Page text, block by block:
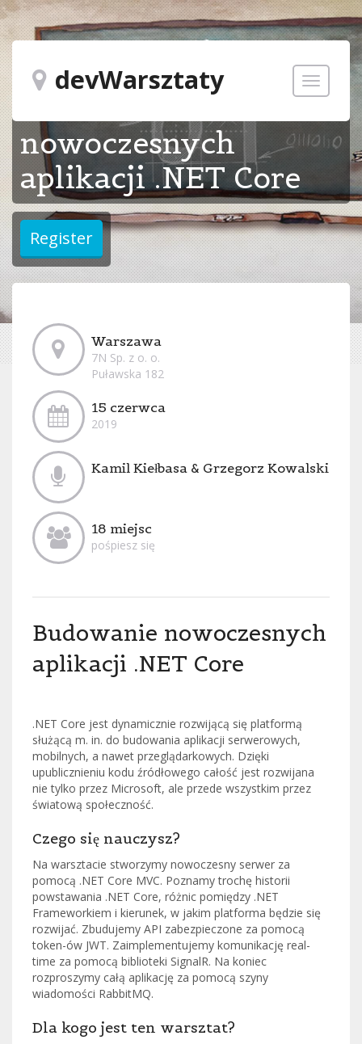
Toggle
devWarsztaty
nowoczesnych
aplikacji .NET Core
Warszawa
7N Sp. z o. o.
Puławska 182
15 czerwca
2019
Kamil Kiełbasa & Grzegorz Kowalski
18 miejsc
pośpiesz się
Budowanie nowoczesnych
aplikacji .NET Core
.NET Core jest dynamicznie rozwijącą się platformą
służącą m. in. do budowania aplikacji serwerowych,
mobilnych, a nawet przeglądarkowych. Dzięki
upublicznieniu kodu źródłowego całość jest rozwijana
nie tylko przez Microsoft, ale przede wszystkim przez
światową społeczność.
Czego się nauczysz?
Na warsztacie stworzymy nowoczesny serwer za
pomocą .NET Core MVC. Poznamy trochę historii
powstawania .NET Core, różnic pomiędzy .NET
Frameworkiem i kierunek, w jakim platforma będzie się
rozwijać. Zbudujemy API zabezpieczone za pomocą
token-ów JWT. Zaimplementujemy komunikację real-
time za pomocą biblioteki SignalR. Na koniec
rozproszymy całą aplikację za pomocą szyny
wiadomości RabbitMQ.
Dla kogo jest ten warsztat?